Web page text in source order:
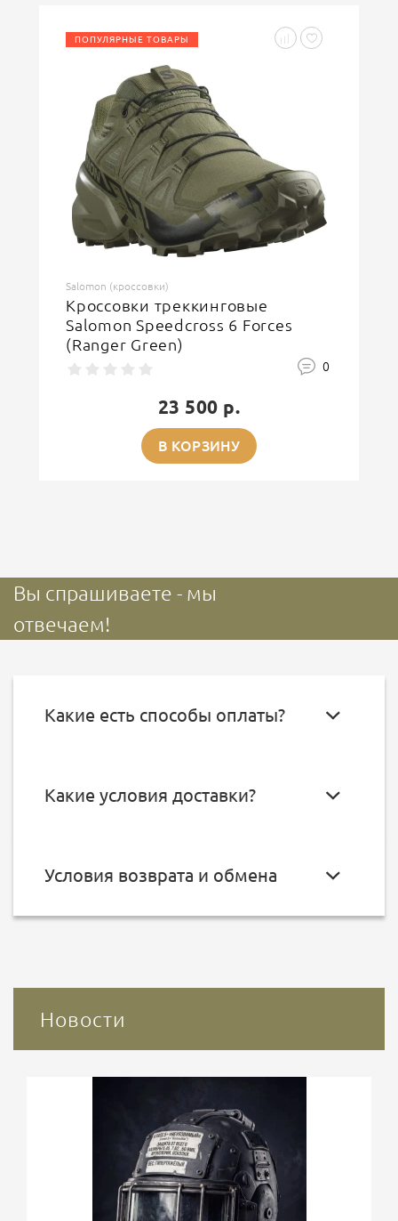
ОСТАВИТЬ ОТЗЫВ
ПОПУЛЯРНЫЕ ТОВАРЫ
Salomon (кроссовки)
Кроссовки треккинговые
Salomon Speedcross 6 Forces
(Ranger Green)
0
23 500 р.
В КОРЗИНУ
Вы спрашиваете - мы
отвечаем!
Какие есть способы оплаты?
Какие условия доставки?
Условия возврата и обмена
Новости